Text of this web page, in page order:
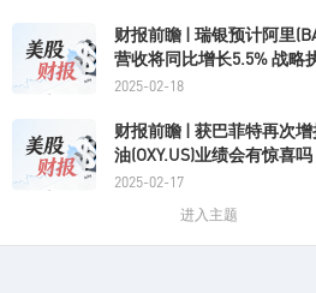
财报前瞻 | 瑞银预计阿里(BABA.US)Q3
营收将同比增长5.5% 战略
放长期价值
2025-02-18
财报前瞻 | 获巴菲特再次
油(OXY.US)业绩会有惊喜吗
2025-02-17
进入主题